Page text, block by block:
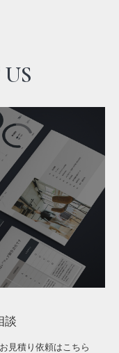
談
見積り依頼はこちら